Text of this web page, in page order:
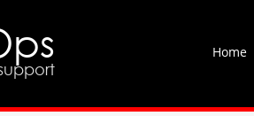
Skip
Home